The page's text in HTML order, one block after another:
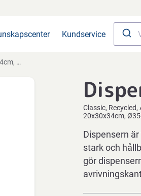
Kundservice
Classic Recycled
20x30x34cm,
Dispensern
stark och
gör